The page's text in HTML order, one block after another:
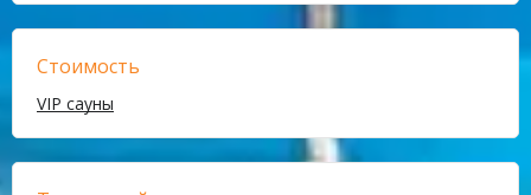
Стоимость
VIP сауны